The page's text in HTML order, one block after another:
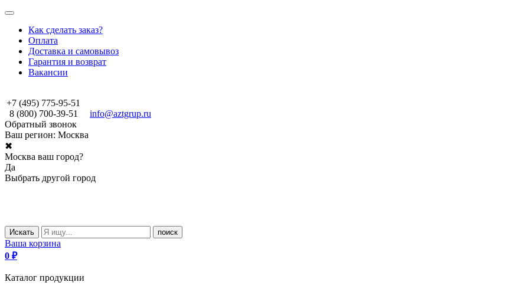
Как сделать заказ?
Оплата
Доставка и самовывоз
Гарантия и возврат
Вакансии
+7 (495) 775-95-51
8 (800) 700-39-51
info@aztgrup.ru
Обратный звонок
Ваш регион: Москва
✖
Москва ваш город?
Да
Выбрать другой город
Искать поиск
Ваша корзина
0 ₽
Каталог продукции